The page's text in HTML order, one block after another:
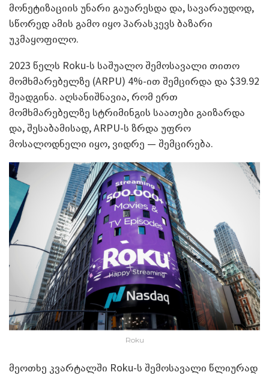
მონეტიზაციის უნარი გაუარესდა და, სავარაუდოდ,
სწორედ ამის გამო იყო პარასკევს ბაზარი
უკმაყოფილო.
2023 წელს Roku-ს საშუალო შემოსავალი თითო
მომხმარებელზე (ARPU) 4%-ით შემცირდა და $39.92
შეადგინა. აღსანიშნავია, რომ ერთ
მომხმარებელზე სტრიმინგის საათები გაიზარდა
და, შესაბამისად, ARPU-ს ზრდა უფრო
მოსალოდნელი იყო, ვიდრე — შემცირება.
Roku
მეოთხე კვარტალში Roku-ს შემოსავალი წლიურად